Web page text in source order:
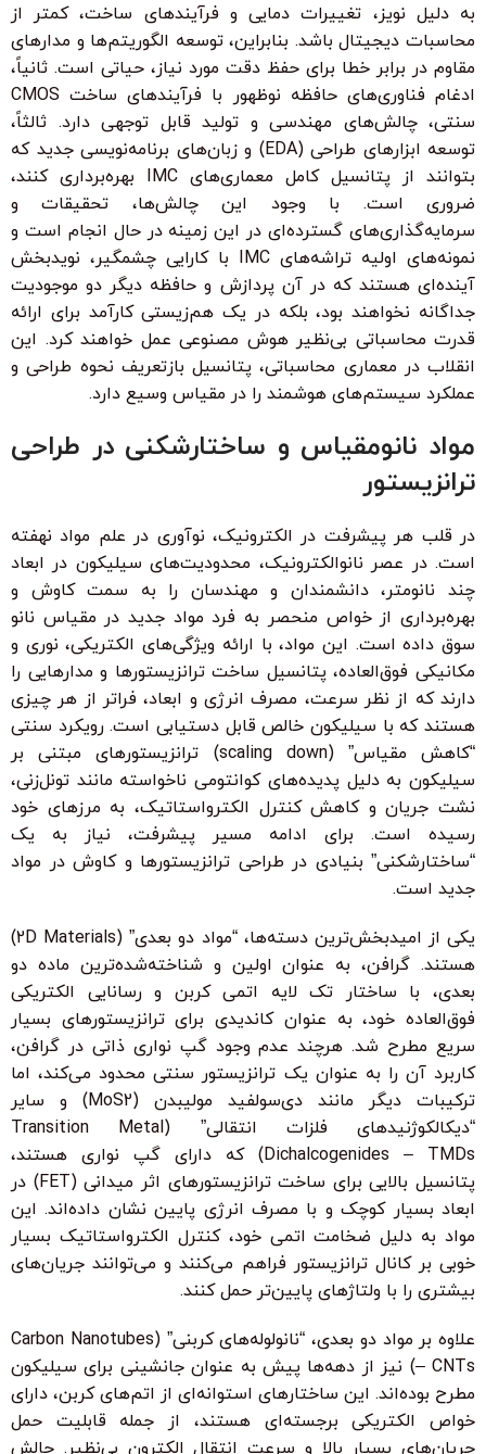
به دلیل نویز، تغییرات دمایی و فرآیندهای ساخت، کمتر از
محاسبات دیجیتال باشد. بنابراین، توسعه الگوریتم‌ها و مدارهای
مقاوم در برابر خطا برای حفظ دقت مورد نیاز، حیاتی است. ثانیاً،
ادغام فناوری‌های حافظه نوظهور با فرآیندهای ساخت CMOS
سنتی، چالش‌های مهندسی و تولید قابل توجهی دارد. ثالثاً،
توسعه ابزارهای طراحی (EDA) و زبان‌های برنامه‌نویسی جدید که
بتوانند از پتانسیل کامل معماری‌های IMC بهره‌برداری کنند،
ضروری است. با وجود این چالش‌ها، تحقیقات و
سرمایه‌گذاری‌های گسترده‌ای در این زمینه در حال انجام است و
نمونه‌های اولیه تراشه‌های IMC با کارایی چشمگیر، نویدبخش
آینده‌ای هستند که در آن پردازش و حافظه دیگر دو موجودیت
جداگانه نخواهند بود، بلکه در یک هم‌زیستی کارآمد برای ارائه
قدرت محاسباتی بی‌نظیر هوش مصنوعی عمل خواهند کرد. این
انقلاب در معماری محاسباتی، پتانسیل بازتعریف نحوه طراحی و
عملکرد سیستم‌های هوشمند را در مقیاس وسیع دارد.
مواد نانومقیاس و ساختارشکنی در طراحی
ترانزیستور
در قلب هر پیشرفت در الکترونیک، نوآوری در علم مواد نهفته
است. در عصر نانوالکترونیک، محدودیت‌های سیلیکون در ابعاد
چند نانومتر، دانشمندان و مهندسان را به سمت کاوش و
بهره‌برداری از خواص منحصر به فرد مواد جدید در مقیاس نانو
سوق داده است. این مواد، با ارائه ویژگی‌های الکتریکی، نوری و
مکانیکی فوق‌العاده، پتانسیل ساخت ترانزیستورها و مدارهایی را
دارند که از نظر سرعت، مصرف انرژی و ابعاد، فراتر از هر چیزی
هستند که با سیلیکون خالص قابل دستیابی است. رویکرد سنتی
“کاهش مقیاس” (scaling down) ترانزیستورهای مبتنی بر
سیلیکون به دلیل پدیده‌های کوانتومی ناخواسته مانند تونل‌زنی،
نشت جریان و کاهش کنترل الکترواستاتیک، به مرزهای خود
رسیده است. برای ادامه مسیر پیشرفت، نیاز به یک
“ساختارشکنی” بنیادی در طراحی ترانزیستورها و کاوش در مواد
جدید است.
یکی از امیدبخش‌ترین دسته‌ها، “مواد دو بعدی” (2D Materials)
هستند. گرافن، به عنوان اولین و شناخته‌شده‌ترین ماده دو
بعدی، با ساختار تک لایه اتمی کربن و رسانایی الکتریکی
فوق‌العاده خود، به عنوان کاندیدی برای ترانزیستورهای بسیار
سریع مطرح شد. هرچند عدم وجود گپ نواری ذاتی در گرافن،
کاربرد آن را به عنوان یک ترانزیستور سنتی محدود می‌کند، اما
ترکیبات دیگر مانند دی‌سولفید مولیبدن (MoS2) و سایر
“دیکالکوژنیدهای فلزات انتقالی” (Transition Metal
Dichalcogenides – TMDs) که دارای گپ نواری هستند،
پتانسیل بالایی برای ساخت ترانزیستورهای اثر میدانی (FET) در
ابعاد بسیار کوچک و با مصرف انرژی پایین نشان داده‌اند. این
مواد به دلیل ضخامت اتمی خود، کنترل الکترواستاتیک بسیار
خوبی بر کانال ترانزیستور فراهم می‌کنند و می‌توانند جریان‌های
بیشتری را با ولتاژهای پایین‌تر حمل کنند.
علاوه بر مواد دو بعدی، “نانولوله‌های کربنی” (Carbon Nanotubes
– CNTs) نیز از دهه‌ها پیش به عنوان جانشینی برای سیلیکون
مطرح بوده‌اند. این ساختارهای استوانه‌ای از اتم‌های کربن، دارای
خواص الکتریکی برجسته‌ای هستند، از جمله قابلیت حمل
جریان‌های بسیار بالا و سرعت انتقال الکترون بی‌نظیر. چالش